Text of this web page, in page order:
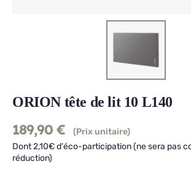
ORION tête de lit 10 L140
189,90 €
(Prix unitaire)
Dont 2,10€ d'éco-participation (ne sera pas
réduction)